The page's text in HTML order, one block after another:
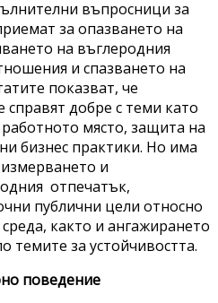
въпросници за
за опазването на
на въглеродния
и спазването на
показват, че
справят добре с теми като
място, защита на
бизнес практики. Но има
и
отпечатък,
публични цели относно
както и ангажирането
темите за устойчивостта.
поведение